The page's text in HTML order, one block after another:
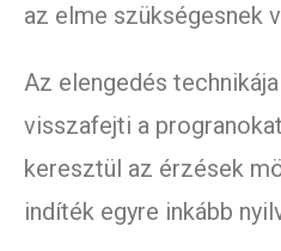
az elme szükségesnek
Az elengedés
visszafejti a
keresztül az érzések
indíték egyre inkább